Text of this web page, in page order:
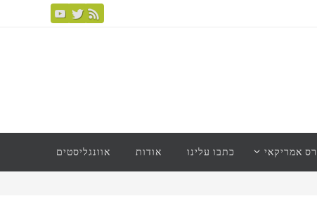
אמריקאי כתבו עלינו אודות אוונגליסטים